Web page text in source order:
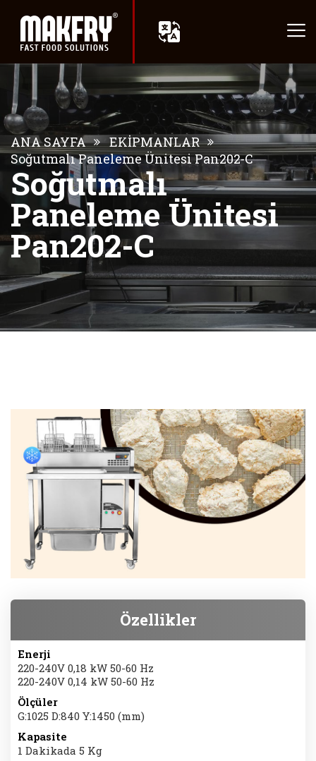
ANA SAYFA
EKİPMANLAR
Soğutmalı Paneleme Ünitesi Pan202-C
Soğutmalı
Paneleme Ünitesi
Pan202-C
Özellikler
Enerji
220-240V 0,18 kW 50-60 Hz
220-240V 0,14 kW 50-60 Hz
Ölçüler
G:1025 D:840 Y:1450 (mm)
Kapasite
1 Dakikada 5 Kg